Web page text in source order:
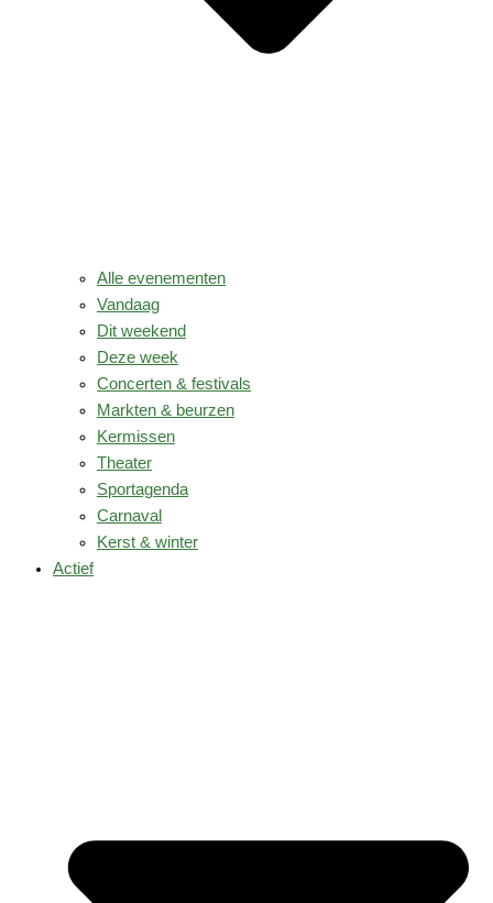
Alle evenementen
Vandaag
Dit weekend
Deze week
Concerten & festivals
Markten & beurzen
Kermissen
Theater
Sportagenda
Carnaval
Kerst & winter
Actief